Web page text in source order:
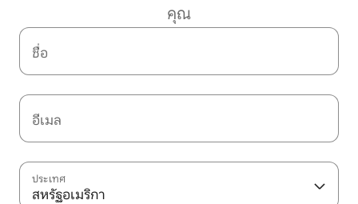
คุณ
ชื่อ
อีเมล
ประเทศ
สหรัฐอเมริกา